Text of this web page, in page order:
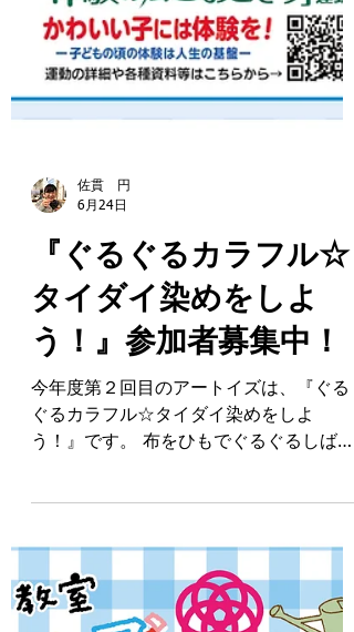
佐貫 円
6月24日
『ぐるぐるカラフル☆
タイダイ染めをしよ
う！』参加者募集中！
う！』です。 布をひもでぐるぐるしば
り、カラフルな染料をかけ、タイダイ染
めにチャレンジします！ 梅雨の時期、ぐ